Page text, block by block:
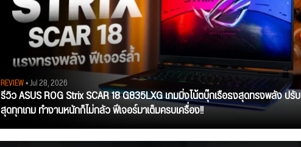
REVIEW• Jul 28, 2026
รีวิว ASUS ROG Strix SCAR 18 G835LXG เกมมิ่งโน้ตบุ๊กเรือธงสุดทรงพลัง ปรับ
สุดทุกเกม ทำงานหนักก็ไม่กลัว ฟีเจอร์มาเต็มครบเครื่อง!!